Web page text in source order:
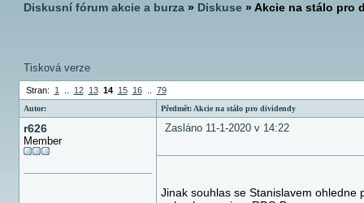
Diskusní fórum akcie a burza» Diskuse» Akcie na stálo pro
Tisková verze
Stran: 1 12 13 14 15 16.. 79
Autor: Předmět: Akcie na stálo pro dividendy
r626
Member
Zasláno 11-1-2020 v 14:22
Jinak souhlas se Stanislavem ohledne